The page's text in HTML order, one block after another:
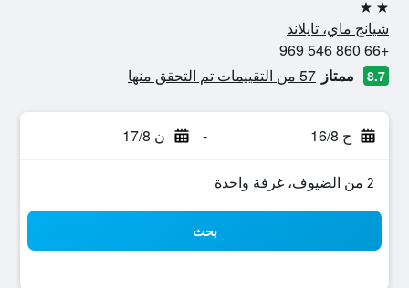
2 نجمتين
شيانج ماي، تايلاند
+66 860 546 969
8.7 ممتاز 57 من التقييمات تم التحقق منها
ح 16/8 - ن 17/8
2 من الضيوف، غرفة واحدة
بحث